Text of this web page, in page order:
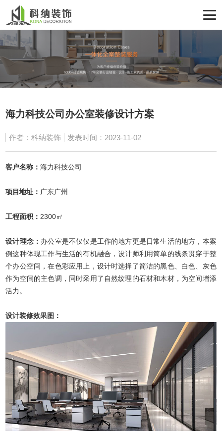
海力科技公司办公室装修设计方案
作者：科纳装饰 发表时间：2023-11-02
客户名称：海力科技公司
项目地址： 广东广州
工程面积： 2300㎡
设计理念： 办公室是不仅仅是工作的地方更是日常生活的地方，本案
例这种体现工作与生活的有机融合，设计师利用简单的线条贯穿于整
个办公空间，在色彩应用上，设计时选择了简洁的黑色、白色、灰色
作为空间的主色调，同时采用了自然纹理的石材和木材，为空间增添
活力。
设计装修效果图：